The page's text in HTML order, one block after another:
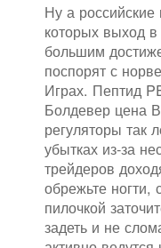
Ну а
которых выход
большим
поспорят с
Играх. Пептид
Болдевер цена
регуляторы так
убытках из-за
трейдеров
обрежьте
пилочкой
задеть и не